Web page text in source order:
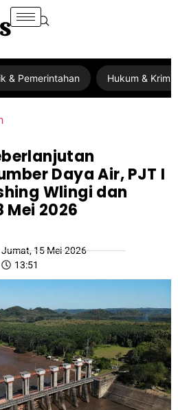
& Pemerintahan Hukum &
Daya Air, PJT I
Wlingi dan
Mei 2026
Jumat, 15 Mei 2026
13:51